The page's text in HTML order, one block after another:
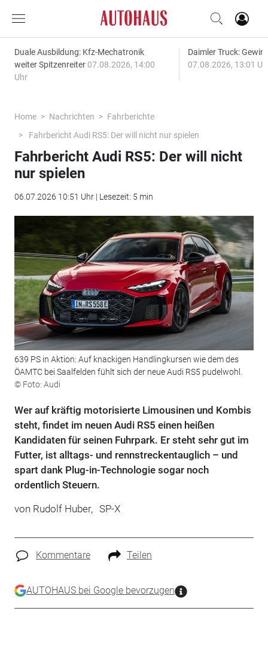
Duale Ausbildung: Kfz-Mechatronik
weiter Spitzenreiter 07.08.2026, 14:00
Uhr
Daimler Truck:
07.08.2026, 13:01
Home Nachrichten
Fahrberichte
Fahrbericht Audi RS5: Der will nicht nur spielen
Fahrbericht Audi RS5: Der will nicht
nur spielen
06.07.2026 10:51 Uhr | Lesezeit: 5 min
639 PS in Aktion: Auf knackigen Handlingkursen wie dem des
ÖAMTC bei Saalfelden fühlt sich der neue Audi RS5 pudelwohl.
© Foto: Audi
Wer auf kräftig motorisierte Limousinen und Kombis
steht, findet im neuen Audi RS5 einen heißen
Kandidaten für seinen Fuhrpark. Er steht sehr gut im
Futter, ist alltags- und rennstreckentauglich – und
spart dank Plug-in-Technologie sogar noch
ordentlich Steuern.
von Rudolf Huber, SP-X
Kommentare Teilen
AUTOHAUS bei Google bevorzugen